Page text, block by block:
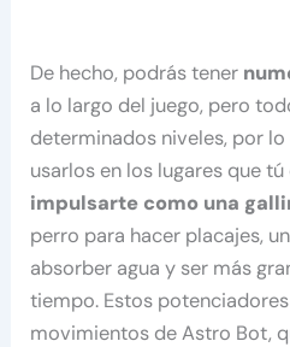
De hecho, podrás tener
a lo largo del juego, pero
determinados niveles, por
usarlos en los lugares que
impulsarte como una
perro para hacer placajes,
absorber agua y ser más
tiempo. Estos
movimientos de Astro Bot,